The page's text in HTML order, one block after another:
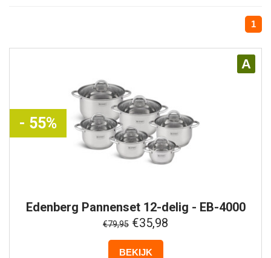
1
A
- 55%
Edenberg Pannenset 12-delig - EB-4000
€79,95 €35,98
BEKIJK